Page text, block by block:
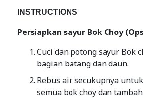
INSTRUCTIONS
Persiapkan sayur Bok Choy
Cuci dan potong sayur Bok
bagian batang dan daun.
Rebus air secukupnya
semua bok choy dan